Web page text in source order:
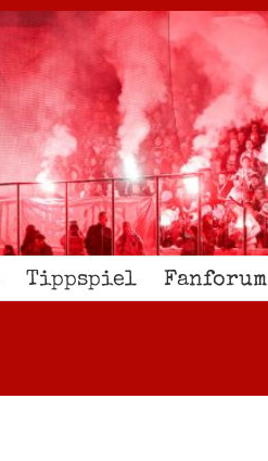
Tippspiel Fanforum